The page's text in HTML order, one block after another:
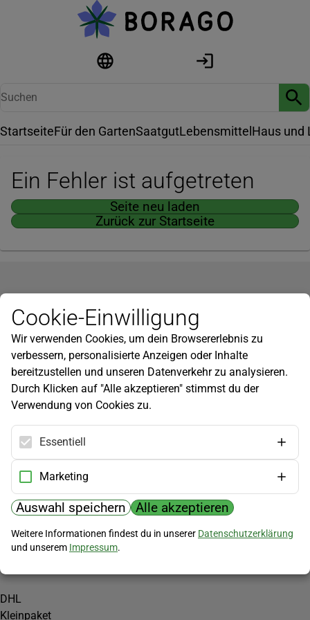
StartseiteFür den GartenSaatgutLebensmittel Haus und
Ein Fehler ist aufgetreten
Seite neu laden
Zurück zur Startseite
Newsletter
Infos zu neuen Produkten, Gartentipps und mehr findest du in
unserem Newsletter!
Jetzt anmelden
Hilfe
Kundenservice
Widerrufsbelehrung
Versandkosten
Zahlungsmöglichkeiten
PayPal
Vorkasse
Versand
DHL
Kleinpaket
Cookie-Einwilligung
Wir verwenden Cookies, um dein Browsererlebnis zu
verbessern, personalisierte Anzeigen oder Inhalte
bereitzustellen und unseren Datenverkehr zu analysieren.
Durch Klicken auf "Alle akzeptieren" stimmst du der
Verwendung von Cookies zu.
Essentiell
Marketing
Auswahl speichern Alle akzeptieren
Weitere Informationen findest du in unserer Datenschutzerklärung
und unserem Impressum.